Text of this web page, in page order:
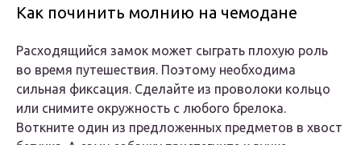
Как починить молнию на чемодане
Расходящийся замок может сыграть плохую роль
во время путешествия. Поэтому необходима
сильная фиксация. Сделайте из проволоки кольцо
или снимите окружность с любого брелока.
Воткните один из предложенных предметов в хвост